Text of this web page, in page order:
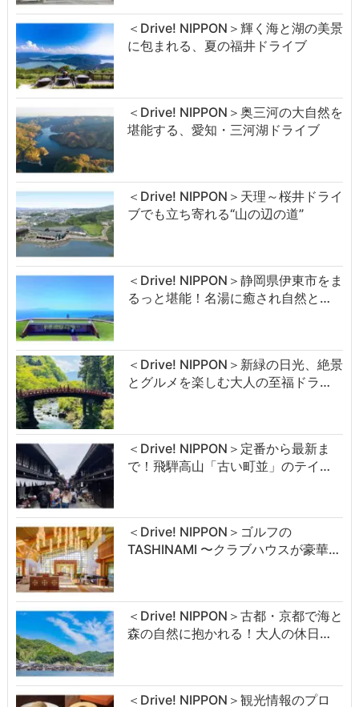
＜Drive! NIPPON＞輝く海と湖の美景
に包まれる、夏の福井ドライブ
＜Drive! NIPPON＞奥三河の大自然を
堪能する、愛知・三河湖ドライブ
＜Drive! NIPPON＞天理～桜井ドライ
ブでも立ち寄れる“山の辺の道”
＜Drive! NIPPON＞静岡県伊東市をま
るっと堪能！名湯に癒され自然と…
＜Drive! NIPPON＞新緑の日光、絶景
とグルメを楽しむ大人の至福ドラ…
＜Drive! NIPPON＞定番から最新ま
で！飛騨高山「古い町並」のテイ…
＜Drive! NIPPON＞ゴルフの
TASHINAMI 〜クラブハウスが豪華…
＜Drive! NIPPON＞古都・京都で海と
森の自然に抱かれる！大人の休日…
＜Drive! NIPPON＞観光情報のプロ